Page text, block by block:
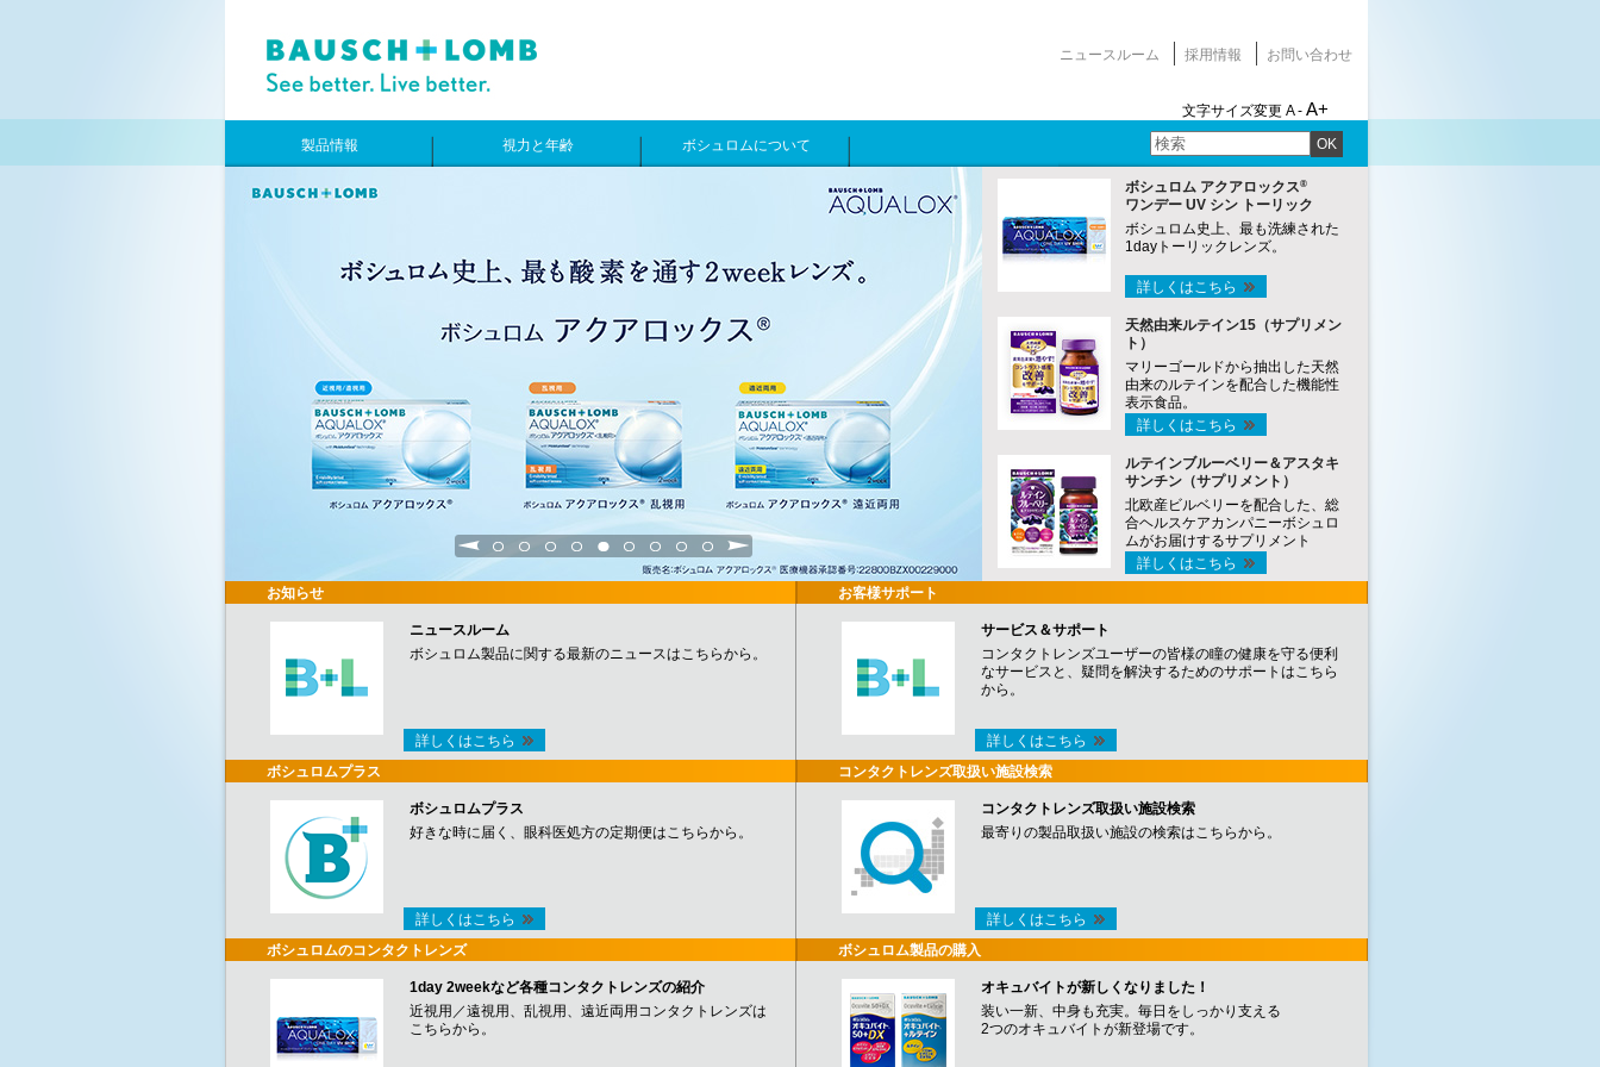
ニュースルーム 採用情報 お問い合わせ
文字サイズ変更 A - A+
OK
製品情報 視力と年齢 ボシュロムについて
1 2 3 4 5 6 7 8 9
ボシュロム アクアロックス®
ワンデー UV シン トーリック
ボシュロム史上、最も洗練された
1dayトーリックレンズ。
詳しくはこちら
天然由来ルテイン15（サプリメン
ト）
マリーゴールドから抽出した天然
由来のルテインを配合した機能性
表示食品。
詳しくはこちら
ルテインブルーベリー＆アスタキ
サンチン（サプリメント）
北欧産ビルベリーを配合した、総
合ヘルスケアカンパニーボシュロ
ムがお届けするサプリメント
詳しくはこちら
お知らせ
ニュースルーム
ボシュロム製品に関する最新のニュースはこちらから。
詳しくはこちら
ボシュロムプラス
ボシュロムプラス
好きな時に届く、眼科医処方の定期便はこちらから。
詳しくはこちら
ボシュロムのコンタクトレンズ
1day 2weekなど各種コンタクトレンズの紹介
近視用／遠視用、乱視用、遠近両用コンタクトレンズは
こちらから。
お客様サポート
サービス＆サポート
コンタクトレンズユーザーの皆様の瞳の健康を守る便利
なサービスと、疑問を解決するためのサポートはこちら
から。
詳しくはこちら
コンタクトレンズ取扱い施設検索
コンタクトレンズ取扱い施設検索
最寄りの製品取扱い施設の検索はこちらから。
詳しくはこちら
ボシュロム製品の購入
オキュバイトが新しくなりました！
装い一新、中身も充実。毎日をしっかり支える
2つのオキュバイトが新登場です。